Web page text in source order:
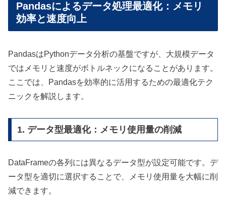
Pandasによるデータ処理最適化：メモリ
効率と速度向上
PandasはPythonデータ分析の基盤ですが、大規模データ
ではメモリと速度がボトルネックになることがあります。
ここでは、Pandasを効率的に活用するための最適化テク
ニックを解説します。
1. データ型最適化：メモリ使用量の削減
DataFrameの各列には異なるデータ型が設定可能です。デ
ータ型を適切に選択することで、メモリ使用量を大幅に削
減できます。